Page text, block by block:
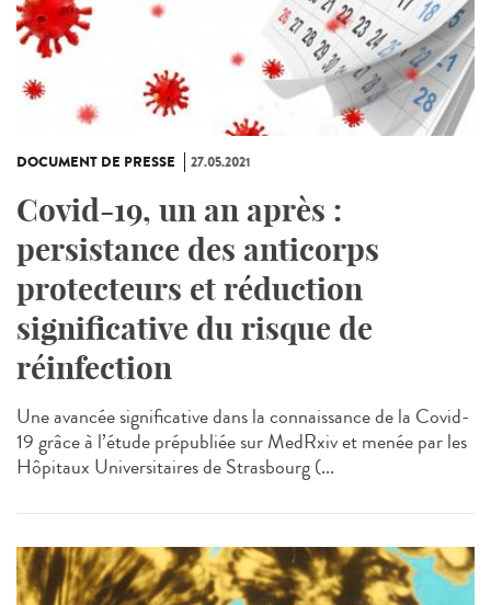
DOCUMENT DE PRESSE 27.05.2021
Covid-19, un an après :
persistance des anticorps
protecteurs et réduction
significative du risque de
réinfection
Une avancée significative dans la connaissance de la Covid-
19 grâce à l’étude prépubliée sur MedRxiv et menée par les
Hôpitaux Universitaires de Strasbourg (...